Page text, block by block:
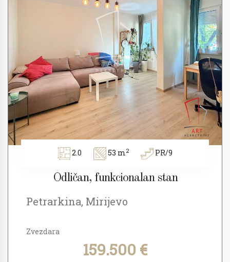
2.0 53 m2 PR/9
Odličan, funkcionalan stan
Petrarkina, Mirijevo
Zvezdara
159.500 €